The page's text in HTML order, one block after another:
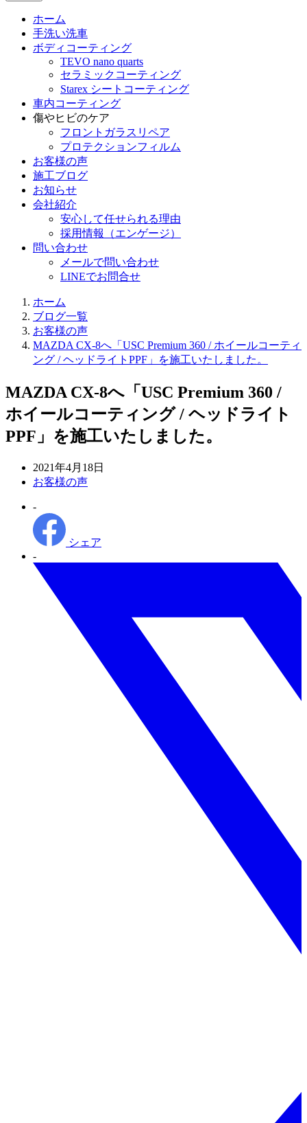
ホーム
手洗い洗車
ボディコーティング
TEVO nano quarts
セラミックコーティング
Starex シートコーティング
車内コーティング
傷やヒビのケア
フロントガラスリペア
プロテクションフィルム
お客様の声
施工ブログ
お知らせ
会社紹介
安心して任せられる理由
採用情報（エンゲージ）
問い合わせ
メールで問い合わせ
LINEでお問合せ
ホーム
ブログ一覧
お客様の声
MAZDA CX-8へ「USC Premium 360 / ホイールコーティ
ング / ヘッドライトPPF」を施工いたしました。
MAZDA CX-8へ「USC Premium 360 /
ホイールコーティング / ヘッドライト
PPF」を施工いたしました。
投
稿
2021年4月18日
カ
ゴ
リ
ー
お客様の声
-
シェア
-